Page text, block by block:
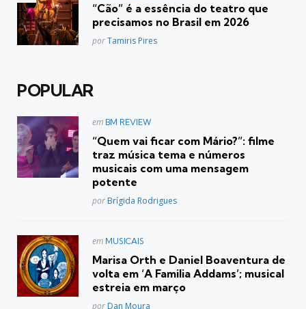
“Cão” é a essência do teatro que
precisamos no Brasil em 2026
Posted
porTamiris Pires
POPULAR
Postado
em BM REVIEW
“Quem vai ficar com Mário?”: filme
traz música tema e números
musicais com uma mensagem
potente
Posted
por Brígida Rodrigues
Postado
em MUSICAIS
Marisa Orth e Daniel Boaventura de
volta em ‘A Familia Addams’; musical
estreia em março
Posted
por Dan Moura